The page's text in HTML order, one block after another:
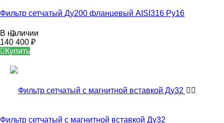
Фильтр сетчатый Ду200 фланцевый AISI316 Ру16
В наличии
140 400 ₽
Купить
Фильтр сетчатый с магнитной вставкой Ду32